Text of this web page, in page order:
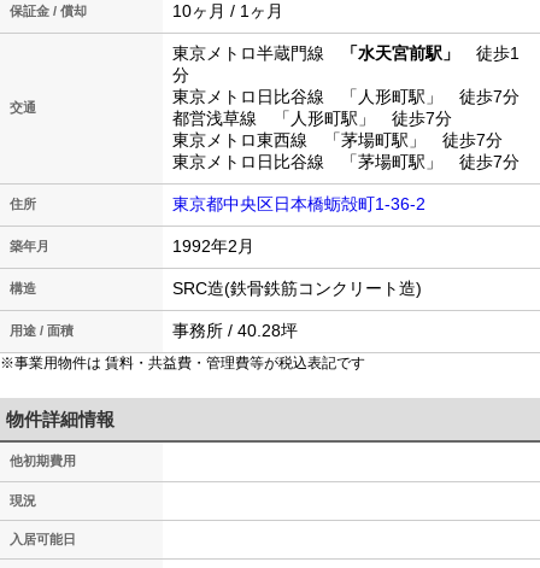
保証金 / 償却 10ヶ月 / 1ヶ月
交通
東京メトロ半蔵門線 「水天宮前駅」
徒歩1
分
東京メトロ日比谷線 「人形町駅」 徒歩7分
都営浅草線 「人形町駅」 徒歩7分
東京メトロ東西線 「茅場町駅」 徒歩7分
東京メトロ日比谷線 「茅場町駅」 徒歩7分
住所 東京都中央区日本橋蛎殻町1-36-2
築年月 1992年2月
構造 SRC造(鉄骨鉄筋コンクリート造)
用途 / 面積 事務所 / 40.28坪
※事業用物件は 賃料・共益費・管理費等が税込表記です
物件詳細情報
他初期費用
現況
入居可能日